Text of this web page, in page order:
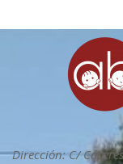
Dirección: C/